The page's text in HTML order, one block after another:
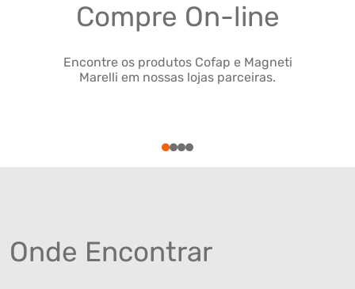
Compre On-line
Encontre os produtos Cofap e Magneti
Marelli em nossas lojas parceiras.
1234
Onde Encontrar